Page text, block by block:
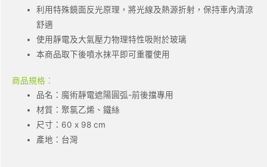
利用特殊鏡面反光原理，將光線及熱源折射，保持車內清涼
舒適
使用靜電及大氣壓力物理特性吸附於玻璃
本商品取下後噴水抹平即可重覆使用
商品規格：
品名：魔術靜電遮陽圓弧-前後擋專用
材質：聚氯乙烯、鐵絲
尺寸：60 x 98 cm
產地：台灣